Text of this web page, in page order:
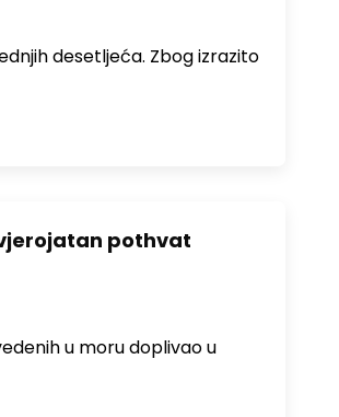
desetljeća. Zbog izrazito
pothvat
u moru doplivao u